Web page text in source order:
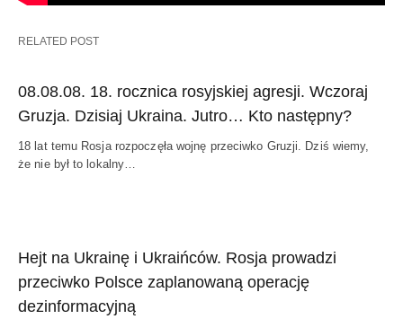
RELATED POST
08.08.08. 18. rocznica rosyjskiej agresji. Wczoraj
Gruzja. Dzisiaj Ukraina. Jutro… Kto następny?
18 lat temu Rosja rozpoczęła wojnę przeciwko Gruzji. Dziś wiemy,
że nie był to lokalny…
Hejt na Ukrainę i Ukraińców. Rosja prowadzi
przeciwko Polsce zaplanowaną operację
dezinformacyjną